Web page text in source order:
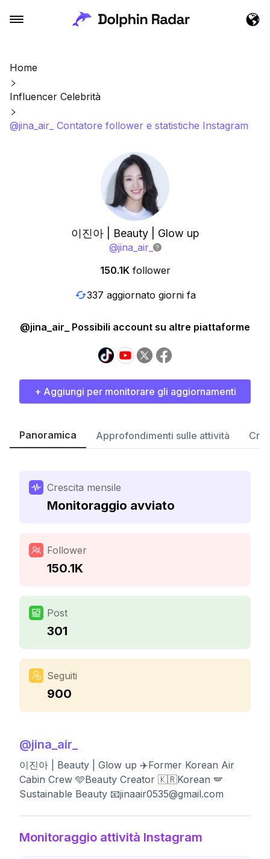
Home
Influencer Celebrità
@jina_air_ Contatore follower e statistiche Instagram
이진아 | Beauty | Glow up
@jina_air_
150.1K follower
337 aggiornato giorni fa
@jina_air_ Possibili account su altre piattaforme
+ Aggiungi per monitorare gli aggiornamenti
Panoramica Approfondimenti sulle attività
Crescita mensile
Monitoraggio avviato
Follower
150.1K
Post
301
Seguiti
900
@jina_air_
이진아 | Beauty | Glow up ✈️Former Korean Air
Cabin Crew 🩵Beauty Creator 🇰🇷Korean 🪽
Sustainable Beauty 📧jinaair0535@gmail.com
Monitoraggio attività Instagram